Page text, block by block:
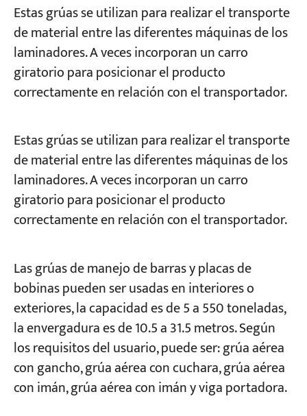
Contáctenos
Estas grúas se utilizan para realizar el transporte
de material entre las diferentes máquinas de los
laminadores. A veces incorporan un carro
giratorio para posicionar el producto
correctamente en relación con el transportador.
Estas grúas se utilizan para realizar el transporte
de material entre las diferentes máquinas de los
laminadores. A veces incorporan un carro
giratorio para posicionar el producto
correctamente en relación con el transportador.
Las grúas de manejo de barras y placas de
bobinas pueden ser usadas en interiores o
exteriores, la capacidad es de 5 a 550 toneladas,
la envergadura es de 10.5 a 31.5 metros. Según
los requisitos del usuario, puede ser: grúa aérea
con gancho, grúa aérea con cuchara, grúa aérea
con imán, grúa aérea con imán y viga portadora.